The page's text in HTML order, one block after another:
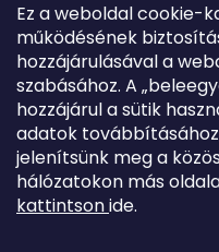
Ez a weboldal cookie-
működésének
hozzájárulásával a
szabásához. A
hozzájárul a sütik
adatok
jelenítsünk meg a
hálózatokon más
kattintsonide.
Copyright 2026